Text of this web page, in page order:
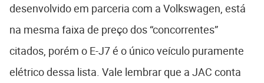
desenvolvido em parceria com a Volkswagen, está
na mesma faixa de preço dos “concorrentes”
citados, porém o E-J7 é o único veículo puramente
elétrico dessa lista. Vale lembrar que a JAC conta